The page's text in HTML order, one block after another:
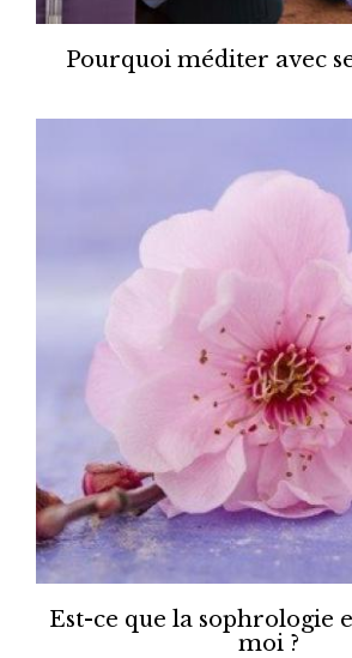
Pourquoi méditer avec
Est-ce que la sophrologie
moi ?